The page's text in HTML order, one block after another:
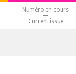
Numéro en cours
Current issue